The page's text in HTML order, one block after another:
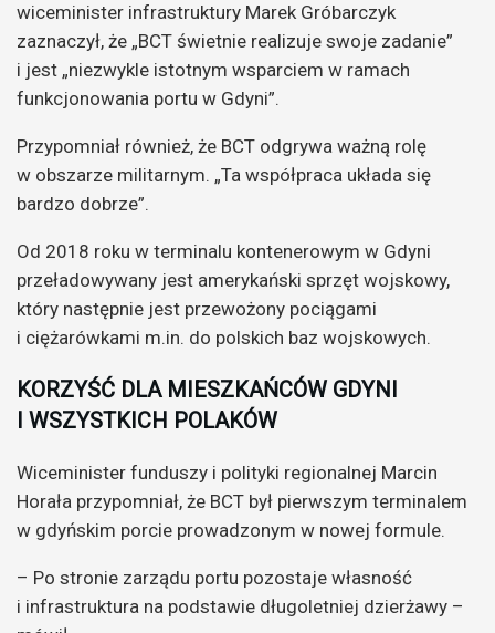
wiceminister infrastruktury Marek Gróbarczyk
zaznaczył, że „BCT świetnie realizuje swoje zadanie”
i jest „niezwykle istotnym wsparciem w ramach
funkcjonowania portu w Gdyni”.
Przypomniał również, że BCT odgrywa ważną rolę
w obszarze militarnym. „Ta współpraca układa się
bardzo dobrze”.
Od 2018 roku w terminalu kontenerowym w Gdyni
przeładowywany jest amerykański sprzęt wojskowy,
który następnie jest przewożony pociągami
i ciężarówkami m.in. do polskich baz wojskowych.
KORZYŚĆ DLA MIESZKAŃCÓW GDYNI
I WSZYSTKICH POLAKÓW
Wiceminister funduszy i polityki regionalnej Marcin
Horała przypomniał, że BCT był pierwszym terminalem
w gdyńskim porcie prowadzonym w nowej formule.
– Po stronie zarządu portu pozostaje własność
i infrastruktura na podstawie długoletniej dzierżawy –